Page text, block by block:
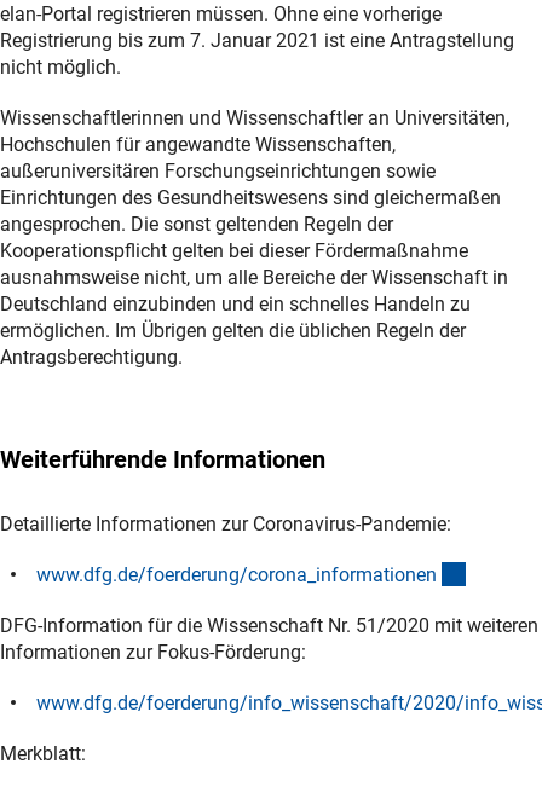
elan-Portal registrieren müssen. Ohne eine vorherige
Registrierung bis zum 7. Januar 2021 ist eine Antragstellung
nicht möglich.
Wissenschaftlerinnen und Wissenschaftler an Universitäten,
Hochschulen für angewandte Wissenschaften,
außeruniversitären Forschungseinrichtungen sowie
Einrichtungen des Gesundheitswesens sind gleichermaßen
angesprochen. Die sonst geltenden Regeln der
Kooperationspflicht gelten bei dieser Fördermaßnahme
ausnahmsweise nicht, um alle Bereiche der Wissenschaft in
Deutschland einzubinden und ein schnelles Handeln zu
ermöglichen. Im Übrigen gelten die üblichen Regeln der
Antragsberechtigung.
Weiterführende Informationen
Detaillierte Informationen zur Coronavirus-Pandemie:
www.dfg.de/foerderung/corona_informationen
DFG-Information für die Wissenschaft Nr. 51/2020 mit weiteren
Informationen zur Fokus-Förderung:
www.dfg.de/foerderung/info_wissenschaft/2020/
Merkblatt: